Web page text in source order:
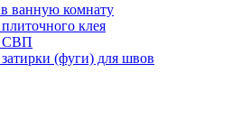
ванную комнату
клея
СВП
затирки (фуги) для швов